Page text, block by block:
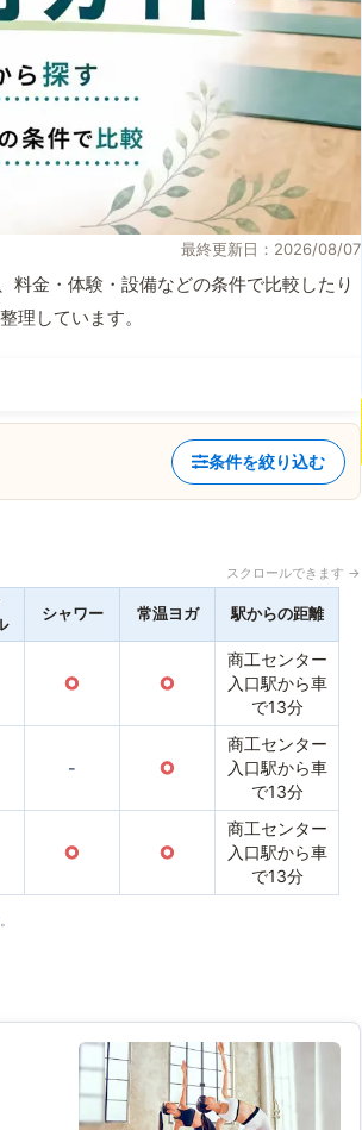
最終更新日：2026/08/07
料金・体験・設備などの条件で比較したり
理しています。
条件を絞り込む
スクロールできます →
シャワー 常温ヨガ 駅からの距離
○ ○
商工センター
入口駅から車
で13分
- ○
商工センター
入口駅から車
で13分
○ ○
商工センター
入口駅から車
で13分